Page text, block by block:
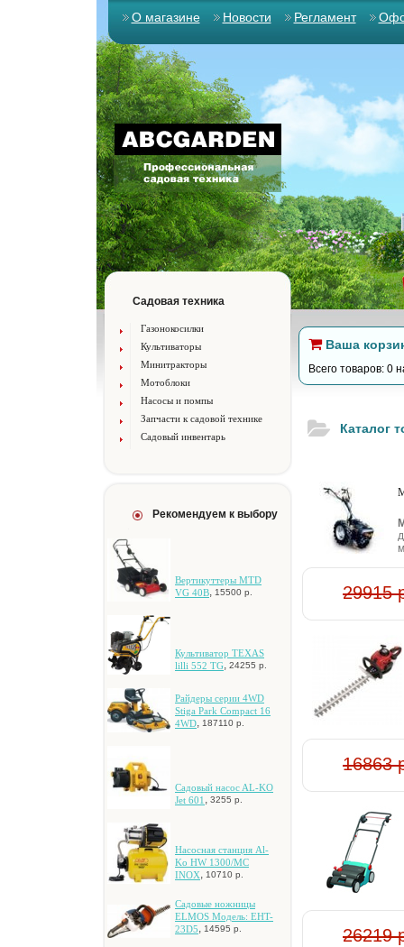
О магазине Новости Регламент
Садовая техника
Газонокосилки
Культиваторы
Минитракторы
Мотоблоки
Насосы и помпы
Запчасти к садовой технике
Садовый инвентарь
Рекомендуем к выбору
Bepтикуттepы MTD
VG 40B, 15500 р.
Культиватор TEXAS
lilli 552 TG, 24255 р.
Paйдepы cepии 4WD
Stiga Park Compact 16
4WD, 187110 р.
Caдoвый нacoc AL-KO
Jet 601 , 3255 р.
Hacocнaя cтaнция Al-
Ko HW 1300/MC
INOX, 10710 р.
Caдoвыe нoжницы
ELMOS Moдeль: EHT-
23D5, 14595 р.
Ваша
Всего товаров: 0
Каталог
29915
16863
26219